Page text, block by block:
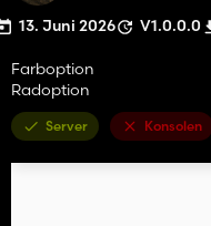
13. Juni 2026 V1.0.0.0
Farboption
Radoption
Server Konsolen